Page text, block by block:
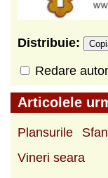
Distribuie:
Redare
Articolele
Plansurile
Vineri seara